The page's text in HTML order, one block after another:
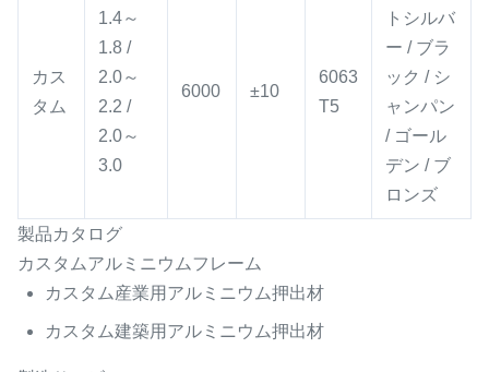
カス
タム
1.4～
1.8 /
2.0～
2.2 /
2.0～
3.0
6000 ±10
6063
T5
トシルバ
ー / ブラ
ック / シ
ャンパン
/ ゴール
デン / ブ
ロンズ
製品カタログ
カスタムアルミニウムフレーム
カスタム産業用アルミニウム押出材
カスタム建築用アルミニウム押出材